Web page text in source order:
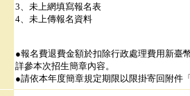
3、未上網填寫報名表
4、未上傳報名資料
●報名費退費金額於扣除行政處理費用新臺
詳參本次招生簡章內容。
●請依本年度簡章規定期限以限掛寄回附件